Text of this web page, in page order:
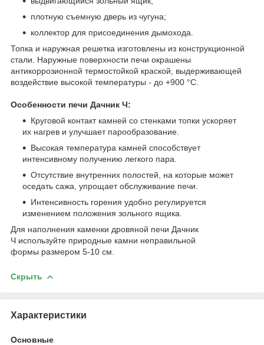
плотную съемную дверь из чугуна;
коллектор для присоединения дымохода.
Топка и наружная решетка изготовлены из конструкционной
стали. Наружные поверхности печи окрашены
антикоррозионной термостойкой краской, выдерживающей
воздействие высокой температуры - до +900 °С.
Особенности печи Дачник Ч:
Круговой контакт камней со стенками топки ускоряет
их нагрев и улучшает парообразование.
Высокая температура камней способствует
интенсивному получению легкого пара.
Отсутствие внутренних полостей, на которые может
оседать сажа, упрощает обслуживание печи.
Интенсивность горения удобно регулируется
изменением положения зольного ящика.
Для наполнения каменки дровяной печи Дачник
Ч используйте природные камни неправильной
формы размером 5-10 см.
Скрыть
Характеристики
Основные